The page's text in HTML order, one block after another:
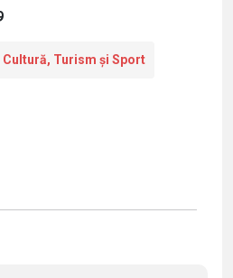
Cultură, Turism și Sport